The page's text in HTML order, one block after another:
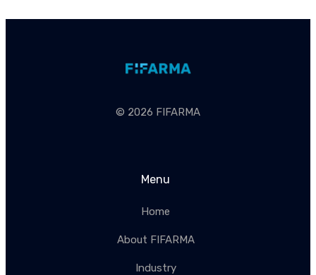
© 2026 FIFARMA
Menu
Home
About FIFARMA
Industry